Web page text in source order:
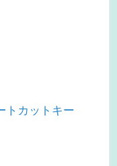
トカットキー